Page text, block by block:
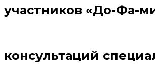
участников «До-Фа-
консультаций